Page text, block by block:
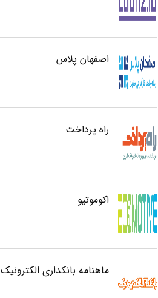
اصفهان پلاس
راه پرداخت
اکوموتیو
ماهنامه بانکداری الکترونیک